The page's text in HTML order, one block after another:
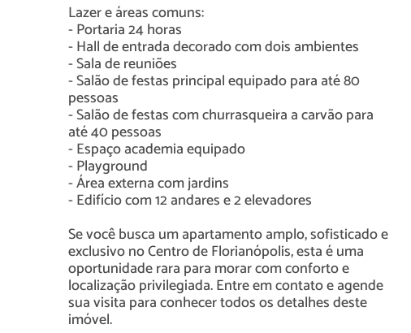
Lazer e áreas comuns:
- Portaria 24 horas
- Hall de entrada decorado com dois ambientes
- Sala de reuniões
- Salão de festas principal equipado para até 80
pessoas
- Salão de festas com churrasqueira a carvão para
até 40 pessoas
- Espaço academia equipado
- Playground
- Área externa com jardins
- Edifício com 12 andares e 2 elevadores
Se você busca um apartamento amplo, sofisticado e
exclusivo no Centro de Florianópolis, esta é uma
oportunidade rara para morar com conforto e
localização privilegiada. Entre em contato e agende
sua visita para conhecer todos os detalhes deste
imóvel.